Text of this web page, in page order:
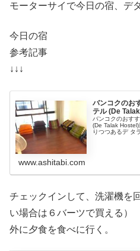
モーターサイで今日の宿、デ
今日の宿
参考記事
↓↓↓
バンコクのお
テル (De
バンコクのおす
(De Talak
りつつあるデ タ
www.ashitabi.com
チェックインして、洗濯機を
い場合は６バーツで買える）
外に夕食を食べに行く。